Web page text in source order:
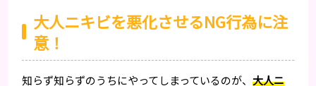
大人ニキビを悪化させるNG行為に注
意！
知らず知らずのうちにやってしまっているのが、大人ニ